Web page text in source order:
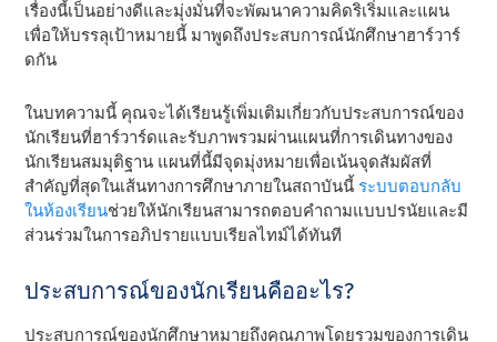
เรื่องนี้เป็นอย่างดีและมุ่งมั่นที่จะพัฒนาความคิดริเริ่มและแผน
เพื่อให้บรรลุเป้าหมายนี้ มาพูดถึงประสบการณ์นักศึกษาฮาร์วาร์
ดกัน
ในบทความนี้ คุณจะได้เรียนรู้เพิ่มเติมเกี่ยวกับประสบการณ์ของ
นักเรียนที่ฮาร์วาร์ดและรับภาพรวมผ่านแผนที่การเดินทางของ
นักเรียนสมมุติฐาน แผนที่นี้มีจุดมุ่งหมายเพื่อเน้นจุดสัมผัสที่
สําคัญที่สุดในเส้นทางการศึกษาภายในสถาบันนี้ ระบบตอบกลับ
ในห้องเรียนช่วยให้นักเรียนสามารถตอบคําถามแบบปรนัยและมี
ส่วนร่วมในการอภิปรายแบบเรียลไทม์ได้ทันที
ประสบการณ์ของนักเรียนคืออะไร?
ประสบการณ์ของนักศึกษาหมายถึงคุณภาพโดยรวมของการเดิน